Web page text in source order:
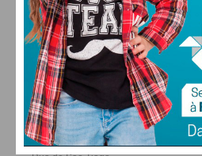
FARMACIAS DE
FERREIRA